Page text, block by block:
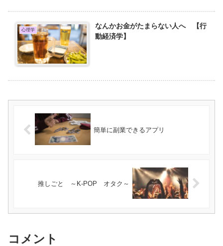
心理学
なんかお金がたまらない人へ 【行
動経済学】
簡単に副業できるアプリ
推しごと ～K-POP オタク～
コメント